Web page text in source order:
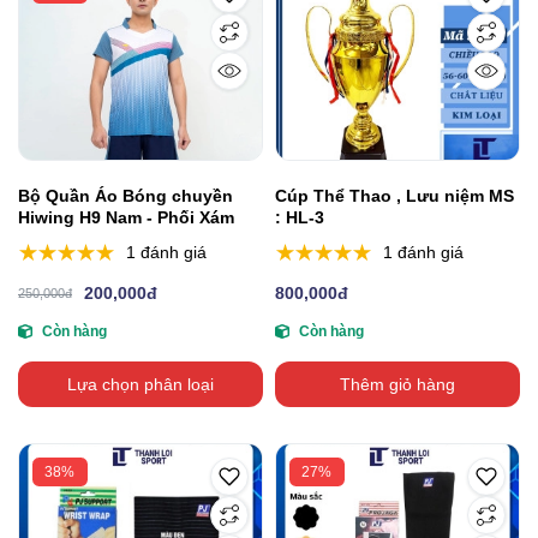
Bộ Quần Áo Bóng chuyền
Hiwing H9 Nam - Phối Xám
1 đánh giá
250,000đ 200,000đ
Còn hàng
Lựa chọn phân loại
Cúp Thể Thao , Lưu niệm MS
: HL-3
1 đánh giá
800,000đ
Còn hàng
Thêm giỏ hàng
38% 27%